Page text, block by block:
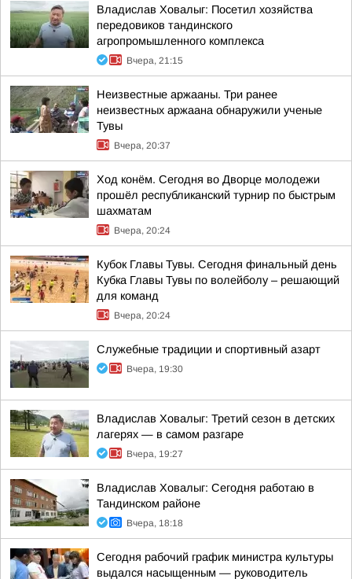
Владислав Ховалыг: Посетил хозяйства
передовиков тандинского
агропромышленного комплекса
Вчера, 21:15
Неизвестные аржааны. Три ранее
неизвестных аржаана обнаружили ученые
Тувы
Вчера, 20:37
Ход конём. Сегодня во Дворце молодежи
прошёл республиканский турнир по быстрым
шахматам
Вчера, 20:24
Кубок Главы Тувы. Сегодня финальный день
Кубка Главы Тувы по волейболу – решающий
для команд
Вчера, 20:24
Служебные традиции и спортивный азарт
Вчера, 19:30
Владислав Ховалыг: Третий сезон в детских
лагерях — в самом разгаре
Вчера, 19:27
Владислав Ховалыг: Сегодня работаю в
Тандинском районе
Вчера, 18:18
Сегодня рабочий график министра культуры
выдался насыщенным — руководитель